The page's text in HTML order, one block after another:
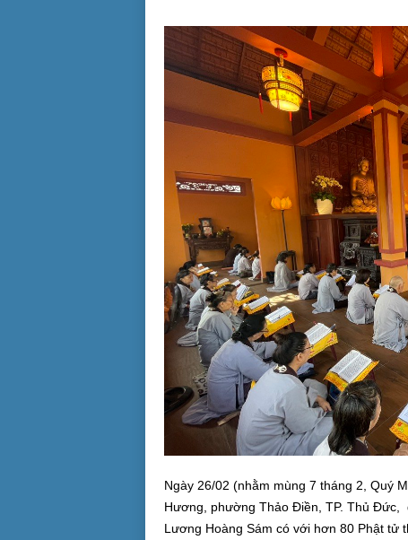
Ngày 26/02 (nhằm mùng 7 tháng 2, Quý
Hương, phường Thảo Điền, TP. Thủ Đức,
Lương Hoàng Sám có với hơn 80 Phật tử